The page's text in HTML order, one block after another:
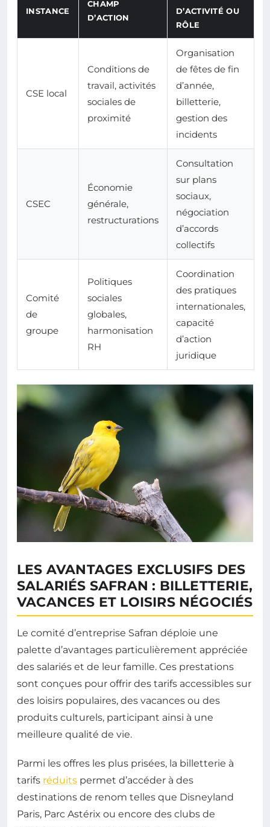
INSTANCE
CHAMP
D’ACTION
D’ACTIVITÉ OU
RÔLE
CSE local
Conditions de
travail, activités
sociales de
proximité
Organisation
de fêtes de fin
d’année,
billetterie,
gestion des
incidents
CSEC
Économie
générale,
restructurations
Consultation
sur plans
sociaux,
négociation
d’accords
collectifs
Comité
de
groupe
Politiques
sociales
globales,
harmonisation
RH
Coordination
des pratiques
internationales,
capacité
d’action
juridique
LES AVANTAGES EXCLUSIFS DES
SALARIÉS SAFRAN : BILLETTERIE,
VACANCES ET LOISIRS NÉGOCIÉS
Le comité d’entreprise Safran déploie une
palette d’avantages particulièrement appréciée
des salariés et de leur famille. Ces prestations
sont conçues pour offrir des tarifs accessibles sur
des loisirs populaires, des vacances ou des
produits culturels, participant ainsi à une
meilleure qualité de vie.
Parmi les offres les plus prisées, la billetterie à
tarifs réduits permet d’accéder à des
destinations de renom telles que Disneyland
Paris, Parc Astérix ou encore des clubs de